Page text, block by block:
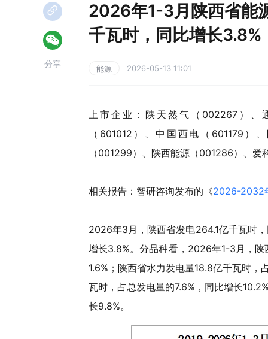
2026年1-3月陕西省能
千瓦时，同比增长3.8%
能源 2026-05-13 11:01
上市企业：陕天然气（002267）、
（601012）、中国西电（601179
（001299）、陕西能源（001286）、爱
相关报告：智研咨询发布的《2026-2032
2026年3月，陕西省发电264.1亿千瓦时
增长3.8%。分品种看，2026年1-3月，
1.6%；陕西省水力发电量18.8亿千瓦时，
瓦时，占总发电量的7.6%，同比增长
长9.8%。
分享